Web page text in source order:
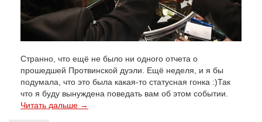
Странно, что ещё не было ни одного отчета о
прошедшей Протвинской дуэли. Ещё неделя, и я бы
подумала, что это была какая-то статусная гонка :)Так
что я буду вынуждена поведать вам об этом событии.
Читать дальше →